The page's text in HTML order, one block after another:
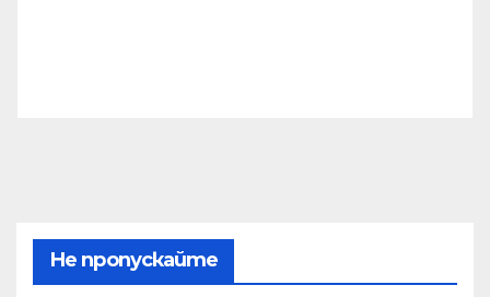
Не пропускайте